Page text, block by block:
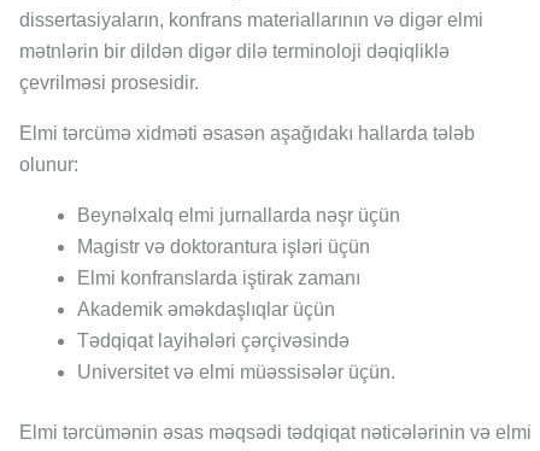
dissertasiyaların, konfrans materiallarının və digər elmi
mətnlərin bir dildən digər dilə terminoloji dəqiqliklə
çevrilməsi prosesidir.
Elmi tərcümə xidməti əsasən aşağıdakı hallarda tələb
olunur:
Beynəlxalq elmi jurnallarda nəşr üçün
Magistr və doktorantura işləri üçün
Elmi konfranslarda iştirak zamanı
Akademik əməkdaşlıqlar üçün
Tədqiqat layihələri çərçivəsində
Universitet və elmi müəssisələr üçün.
Elmi tərcümənin əsas məqsədi tədqiqat nəticələrinin və elmi